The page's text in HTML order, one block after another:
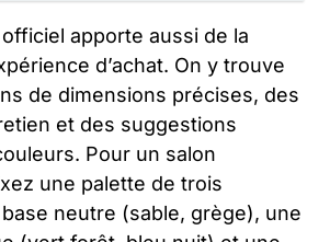
apporte aussi de la
d’achat. On y trouve
de dimensions précises, des
et des suggestions
Pour un salon
une palette de trois
neutre (sable, grège), une